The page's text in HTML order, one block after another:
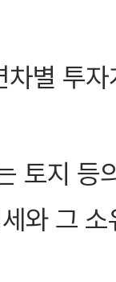
별 투자
토지 등
와 그